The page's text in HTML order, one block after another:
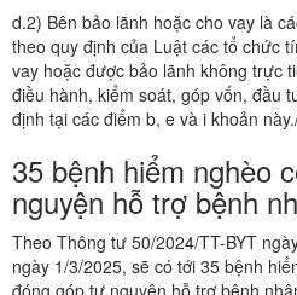
d.2) Bên bảo lãnh hoặc cho vay là
theo quy định của Luật các tổ chức
vay hoặc được bảo lãnh không trực
điều hành, kiểm soát, góp vốn, đầu
định tại các điểm b, e và i khoản
35 bệnh hiểm nghèo
nguyện hỗ trợ bệnh
Theo Thông tư 50/2024/TT-BYT
ngày 1/3/2025, sẽ có tới 35 bệnh